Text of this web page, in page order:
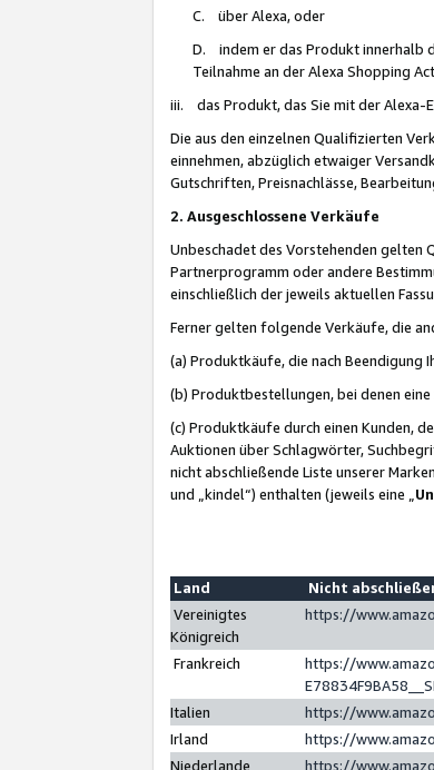
C. über Alexa, oder
D. indem er das Produkt innerhalb
Teilnahme an der Alexa Shopping
iii. das Produkt, das Sie mit der Alexa-
Die aus den einzelnen Qualifizierten
einnehmen, abzüglich etwaiger
Gutschriften, Preisnachlässe,
2. Ausgeschlossene Verkäufe
Unbeschadet des Vorstehenden gelten
Partnerprogramm oder andere
einschließlich der jeweils aktuellen
Ferner gelten folgende Verkäufe, die
(a) Produktkäufe, die nach Beendigung
(b) Produktbestellungen, bei denen
(c) Produktkäufe durch einen Kunden,
Auktionen über Schlagwörter,
nicht abschließende Liste unserer
und „kindel“) enthalten (jeweils eine „
Land
Nicht
Vereinigtes
Königreich
https://
Frankreich
https://
Italien
https://
Irland
https://
Niederlande
https://